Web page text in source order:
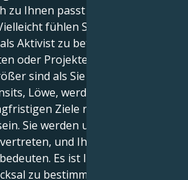
zu Ihnen passt und echte
fühlen Sie sich sogar
Aktivist zu betätigen, eine
oder Projekte zu
sind als Sie selbst.
Löwe, werden dein soziales
Ziele nicht mehr
Sie werden unter Freunden
und Ihre Vision der
Es ist Ihre Zeit, nicht
zu bestimmen, sondern